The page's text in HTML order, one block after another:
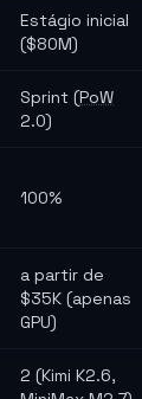
Estágio inicial
($80M)
Sprint (PoW
2.0)
100%
a partir de
$35K (apenas
GPU)
2 (Kimi K2.6,